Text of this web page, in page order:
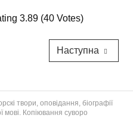
3.89 (40 Votes)
Наступна
твори, оповідання, біографії
мові. Копіювання суворо